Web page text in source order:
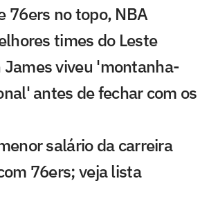
76ers no topo, NBA
times do Leste
James viveu 'montanha-
antes de fechar com os
salário da carreira
76ers; veja lista